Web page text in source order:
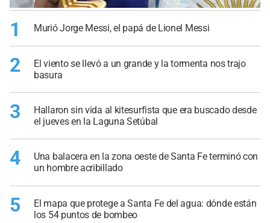
1 Murió Jorge Messi, el papá de Lionel Messi
2
El viento se llevó a un grande y la tormenta nos trajo
basura
3
Hallaron sin vida al kitesurfista que era buscado desde
el jueves en la Laguna Setúbal
4
Una balacera en la zona oeste de Santa Fe terminó con
un hombre acribillado
5
El mapa que protege a Santa Fe del agua: dónde están
los 54 puntos de bombeo